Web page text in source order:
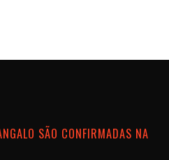
SÃO CONFIRMADAS NA